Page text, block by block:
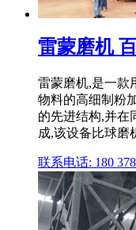
雷蒙磨机
雷蒙磨机,是一款
物料的高细制粉
的先进结构,并在
成,该设备比球磨
联系电话: 180